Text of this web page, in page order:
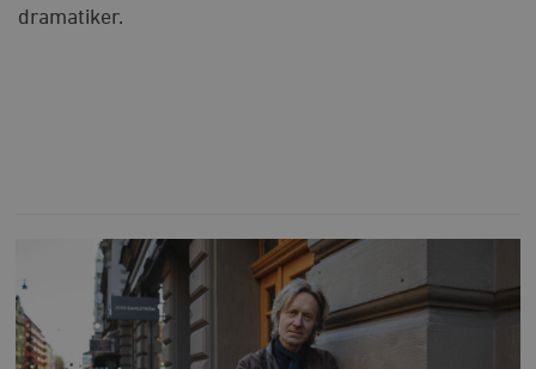
dramatiker.